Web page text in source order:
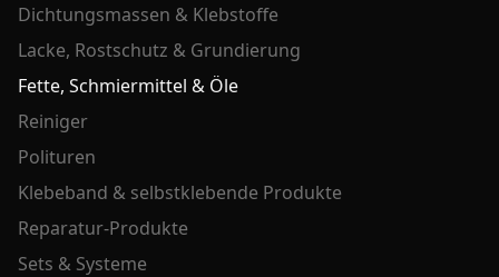
Dichtungsmassen & Klebstoffe
Lacke, Rostschutz & Grundierung
Fette, Schmiermittel & Öle
Reiniger
Polituren
Klebeband & selbstklebende Produkte
Reparatur-Produkte
Sets & Systeme